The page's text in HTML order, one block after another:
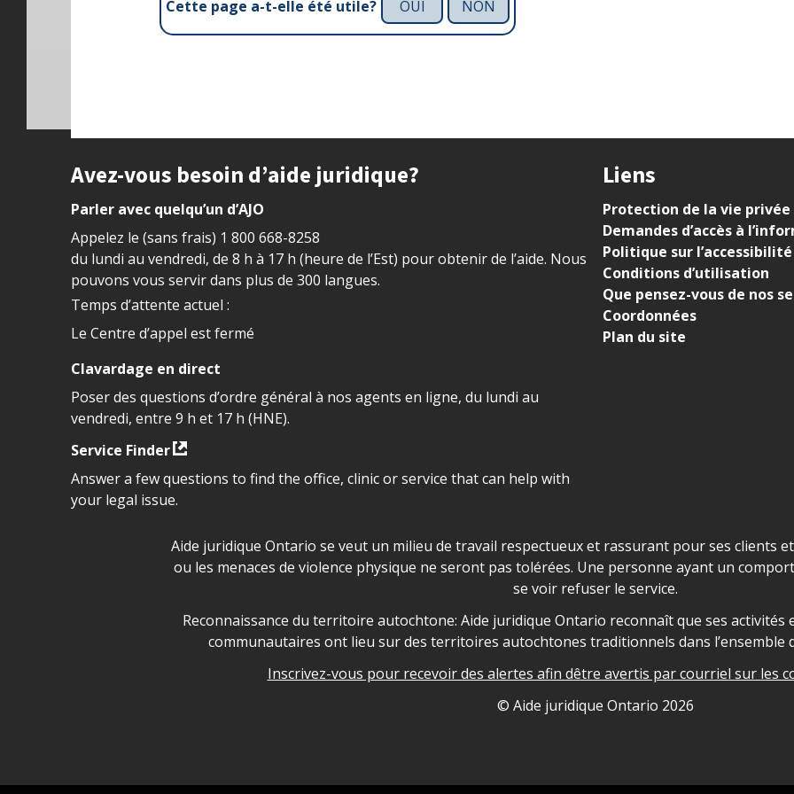
Cette page a-t-elle été utile? OUI NON
Site footer
Avez-vous besoin d’aide juridique?
Parler avec quelqu’un d’AJO
Appelez le (sans frais) 1 800 668-8258
du lundi au vendredi, de 8 h à 17 h (heure de l’Est) pour obtenir de l’aide. Nous
pouvons vous servir dans plus de 300 langues.
Temps d’attente actuel :
Le Centre d’appel est fermé
Clavardage en direct
Poser des questions d’ordre général à nos agents en ligne, du lundi au
vendredi, entre 9 h et 17 h (HNE).
Service Finder
Answer a few questions to find the office, clinic or service that can help with
your legal issue.
Liens
Protection de la vie privée
Demandes d’accès à
Politique sur l’accessibilité
Conditions d’utilisation
Que pensez-vous de nos
Coordonnées
Plan du site
Déclaration sur la sécurité dans les locaux d'AJO.
Aide juridique Ontario se veut un milieu de travail respectueux et rassurant pour ses clients
ou les menaces de violence physique ne seront pas tolérées. Une personne ayant un
se voir refuser le service.
Legal Aid Ontario land acknowledgement
Reconnaissance du territoire autochtone: Aide juridique Ontario reconnaît que ses activités
communautaires ont lieu sur des territoires autochtones traditionnels dans l’ensemble
Inscrivez-vous pour recevoir des alertes afin dêtre avertis par courriel sur les
© Aide juridique Ontario 2026